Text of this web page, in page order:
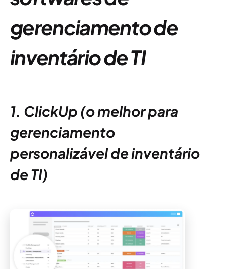
gerenciamento de
inventário de TI
1. ClickUp (o melhor para
gerenciamento
personalizável de inventário
de TI)